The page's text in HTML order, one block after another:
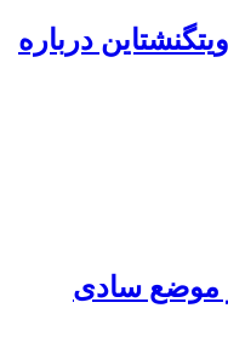
درباره
موضع سادی